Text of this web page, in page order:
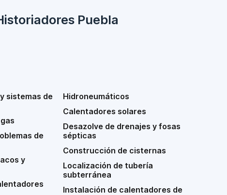
Puebla
sistemas de
de
y
Hidroneumáticos
Calentadores solares
Desazolve de drenajes y fosas
sépticas
Construcción de cisternas
Localización de tubería
subterránea
Instalación de calentadores de